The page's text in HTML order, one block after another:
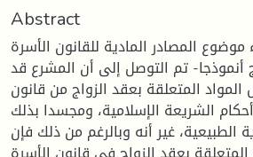
Abstract
المصادر المادية للقانون الأسرة
أنموذجا- تم التوصل إلى أن المشرع قد
المتعلقة بعقد الزواج من قانون
الشريعة الإسلامية، ومجسدا بذلك
الطبيعية، غير أنه وبالرغم من ذلك فإن